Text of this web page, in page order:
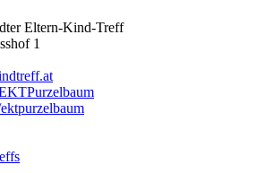
Eltern-Kind-Treff
1